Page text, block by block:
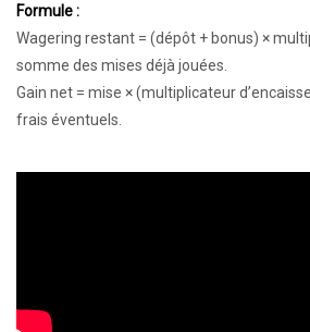
Formule :
Wagering restant = (dépôt + bonus) ×
somme des mises déjà jouées.
Gain net = mise × (multiplicateur
frais éventuels.